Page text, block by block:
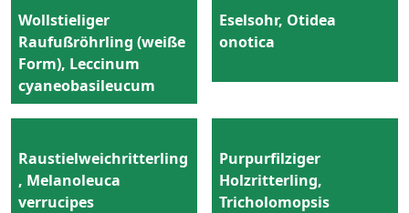
Wollstieliger
Raufußröhrling (weiße
Form), Leccinum
cyaneobasileucum
Eselsohr, Otidea
onotica
Raustielweichritterling
, Melanoleuca
verrucipes
Purpurfilziger
Holzritterling,
Tricholomopsis